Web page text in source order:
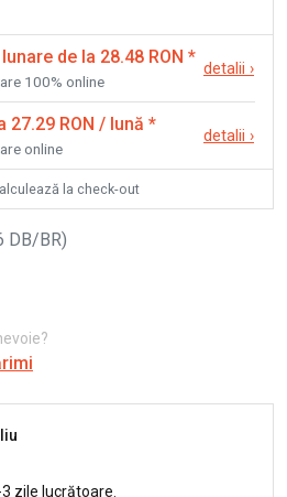
lunare de la 28.48 RON *
100% online
detalii ›
27.29 RON / lună *
online
detalii ›
la check-out
DB/BR)
zile lucrătoare.